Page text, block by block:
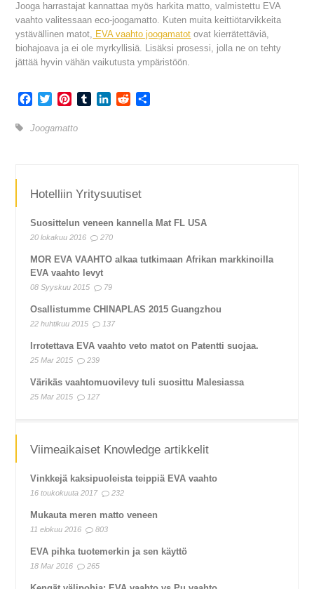
Jooga harrastajat kannattaa myös harkita matto, valmistettu EVA
vaahto valitessaan eco-joogamatto. Kuten muita keittiötarvikkeita
ystävällinen matot, EVA vaahto joogamatot ovat kierrätettäviä,
biohajoava ja ei ole myrkyllisiä. Lisäksi prosessi, jolla ne on tehty
jättää hyvin vähän vaikutusta ympäristöön.
Facebook
TwitterPinterestTumblrLinkedInReddit
Joogamatto
Hotelliin Yritysuutiset
Suosittelun veneen kannella Mat FL USA
20 lokakuu 2016 270
MOR EVA VAAHTO alkaa tutkimaan Afrikan markkinoilla
EVA vaahto levyt
08 Syyskuu 2015 79
Osallistumme CHINAPLAS 2015 Guangzhou
22 huhtikuu 2015 137
Irrotettava EVA vaahto veto matot on Patentti suojaa.
25 Mar 2015 239
Värikäs vaahtomuovilevy tuli suosittu Malesiassa
25 Mar 2015 127
Viimeaikaiset Knowledge artikkelit
Vinkkejä kaksipuoleista teippiä EVA vaahto
16 toukokuuta 2017 232
Mukauta meren matto veneen
11 elokuu 2016 803
EVA pihka tuotemerkin ja sen käyttö
18 Mar 2016 265